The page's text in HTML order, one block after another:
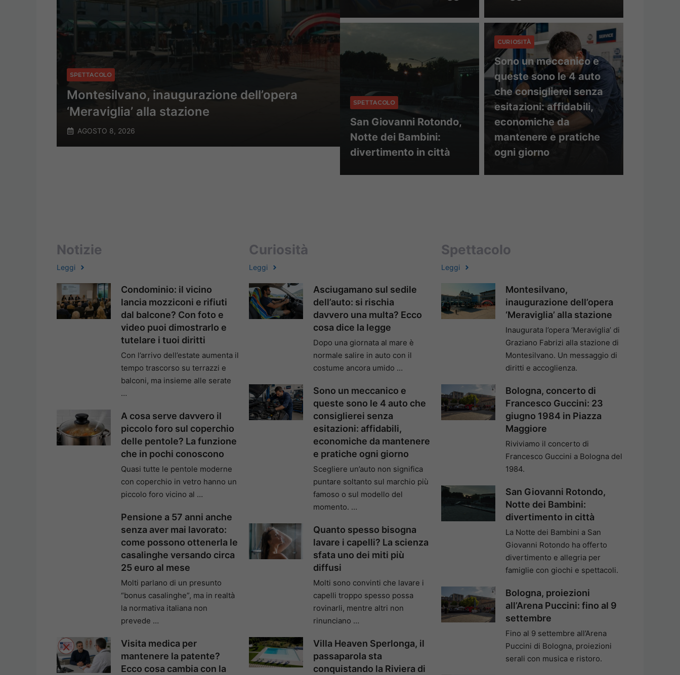
SPETTACOLO
Montesilvano, inaugurazione dell’opera
‘Meraviglia’ alla stazione
AGOSTO 8, 2026
SPETTACOLO
San Giovanni Rotondo,
Notte dei Bambini:
divertimento in città
CURIOSITÀ
Sono un meccanico e
queste sono le 4 auto
che consiglierei senza
esitazioni: affidabili,
economiche da
mantenere e pratiche
ogni giorno
Notizie
Leggi
Condominio: il vicino
lancia mozziconi e rifiuti
dal balcone? Con foto e
video puoi dimostrarlo e
tutelare i tuoi diritti
Con l’arrivo dell’estate aumenta il
tempo trascorso su terrazzi e
balconi, ma insieme alle serate
…
A cosa serve davvero il
piccolo foro sul coperchio
delle pentole? La funzione
che in pochi conoscono
Quasi tutte le pentole moderne
con coperchio in vetro hanno un
piccolo foro vicino al …
Pensione a 57 anni anche
senza aver mai lavorato:
come possono ottenerla le
casalinghe versando circa
25 euro al mese
Molti parlano di un presunto
“bonus casalinghe”, ma in realtà
la normativa italiana non
prevede …
Visita medica per
mantenere la patente?
Ecco cosa cambia con la
Curiosità
Leggi
Asciugamano sul sedile
dell’auto: si rischia
davvero una multa? Ecco
cosa dice la legge
Dopo una giornata al mare è
normale salire in auto con il
costume ancora umido …
Sono un meccanico e
queste sono le 4 auto che
consiglierei senza
esitazioni: affidabili,
economiche da mantenere
e pratiche ogni giorno
Scegliere un’auto non significa
puntare soltanto sul marchio più
famoso o sul modello del
momento. …
Quanto spesso bisogna
lavare i capelli? La scienza
sfata uno dei miti più
diffusi
Molti sono convinti che lavare i
capelli troppo spesso possa
rovinarli, mentre altri non
rinunciano …
Villa Heaven Sperlonga, il
passaparola sta
conquistando la Riviera di
Spettacolo
Leggi
Montesilvano,
inaugurazione dell’opera
‘Meraviglia’ alla stazione
Inaugurata l’opera ‘Meraviglia’ di
Graziano Fabrizi alla stazione di
Montesilvano. Un messaggio di
diritti e accoglienza.
Bologna, concerto di
Francesco Guccini: 23
giugno 1984 in Piazza
Maggiore
Riviviamo il concerto di
Francesco Guccini a Bologna del
1984.
San Giovanni Rotondo,
Notte dei Bambini:
divertimento in città
La Notte dei Bambini a San
Giovanni Rotondo ha offerto
divertimento e allegria per
famiglie con giochi e spettacoli.
Bologna, proiezioni
all’Arena Puccini: fino al 9
settembre
Fino al 9 settembre all’Arena
Puccini di Bologna, proiezioni
serali con musica e ristoro.